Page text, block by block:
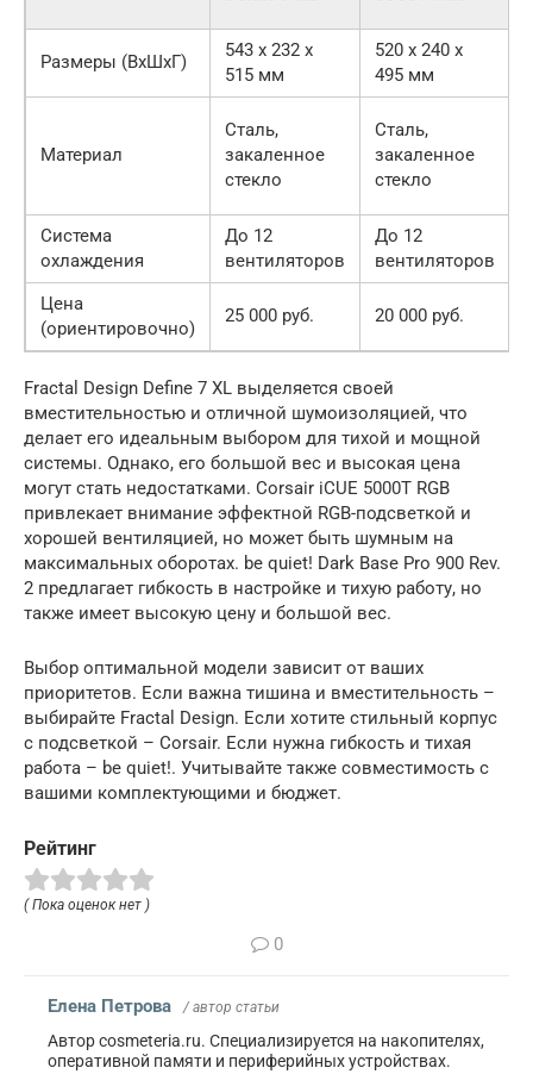
Размеры (ВхШхГ)
543 x 232 x
515 мм
520 x 240 x
495 мм
Материал
Сталь,
закаленное
стекло
Сталь,
закаленное
стекло
Система
охлаждения
До 12
вентиляторов
До 12
вентиляторов
Цена
(ориентировочно)
25 000 руб. 20 000 руб.
Fractal Design Define 7 XL выделяется своей
вместительностью и отличной шумоизоляцией, что
делает его идеальным выбором для тихой и мощной
системы. Однако, его большой вес и высокая цена
могут стать недостатками. Corsair iCUE 5000T RGB
привлекает внимание эффектной RGB-подсветкой и
хорошей вентиляцией, но может быть шумным на
максимальных оборотах. be quiet! Dark Base Pro 900 Rev.
2 предлагает гибкость в настройке и тихую работу, но
также имеет высокую цену и большой вес.
Выбор оптимальной модели зависит от ваших
приоритетов. Если важна тишина и вместительность –
выбирайте Fractal Design. Если хотите стильный корпус
с подсветкой – Corsair. Если нужна гибкость и тихая
работа – be quiet!. Учитывайте также совместимость с
вашими комплектующими и бюджет.
Рейтинг
( Пока оценок нет )
0
Елена Петрова / автор статьи
Автор cosmeteria.ru. Специализируется на накопителях,
оперативной памяти и периферийных устройствах.